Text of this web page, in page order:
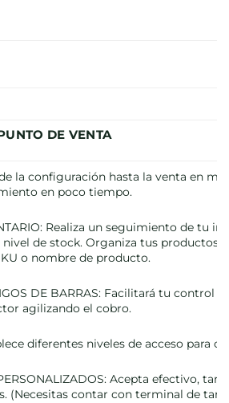
DE VENTA
la configuración hasta la venta en
en poco tiempo.
Realiza un seguimiento de tu
de stock. Organiza tus productos
o nombre de producto.
DE BARRAS: Facilitará tu control
agilizando el cobro.
diferentes niveles de acceso para
Acepta efectivo,
(Necesitas contar con terminal de